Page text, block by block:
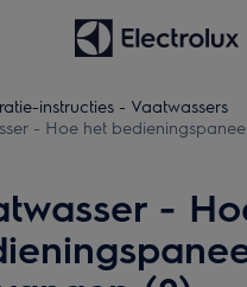
instructies - Vaatwassers
- Hoe het
-